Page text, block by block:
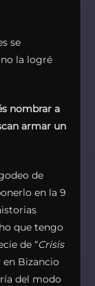
se
la logré
nombrar a
armar un
de
en la 9
que tengo
de “Crisis
en Bizancio
del modo